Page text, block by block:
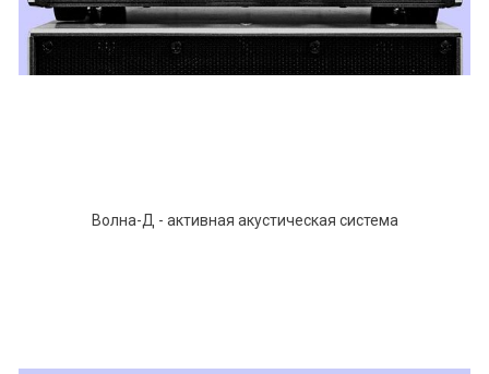
Волна-Д - активная акустическая система